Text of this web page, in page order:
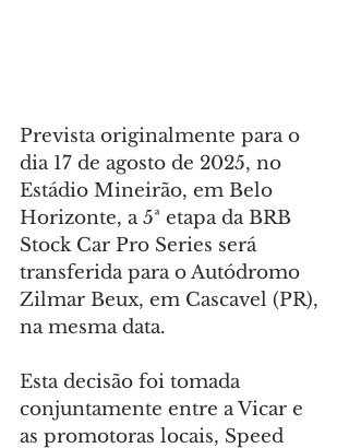
Prevista originalmente para o
dia 17 de agosto de 2025, no
Estádio Mineirão, em Belo
Horizonte, a 5ª etapa da BRB
Stock Car Pro Series será
transferida para o Autódromo
Zilmar Beux, em Cascavel (PR),
na mesma data.
Esta decisão foi tomada
conjuntamente entre a Vicar e
as promotoras locais, Speed